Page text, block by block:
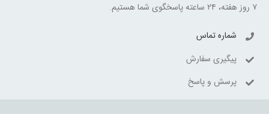
۷ روز هفته، ۲۴ ساعته پاسخگوی شما هستیم.
شماره تماس
پیگیری سفارش
پرسش و پاسخ